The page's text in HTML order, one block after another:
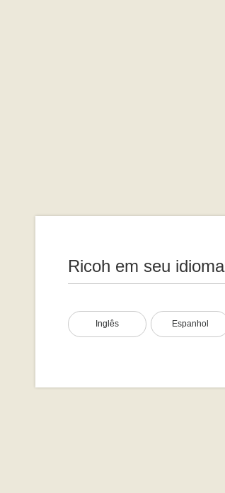
Ricoh em seu idioma
Inglês Espanhol